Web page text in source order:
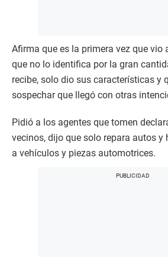
Afirma que es la primera vez que vio
que no lo identifica por la gran
recibe, solo dio sus características y
sospechar que llegó con otras
Pidió a los agentes que tomen
vecinos, dijo que solo repara autos
a vehículos y piezas automotrices.